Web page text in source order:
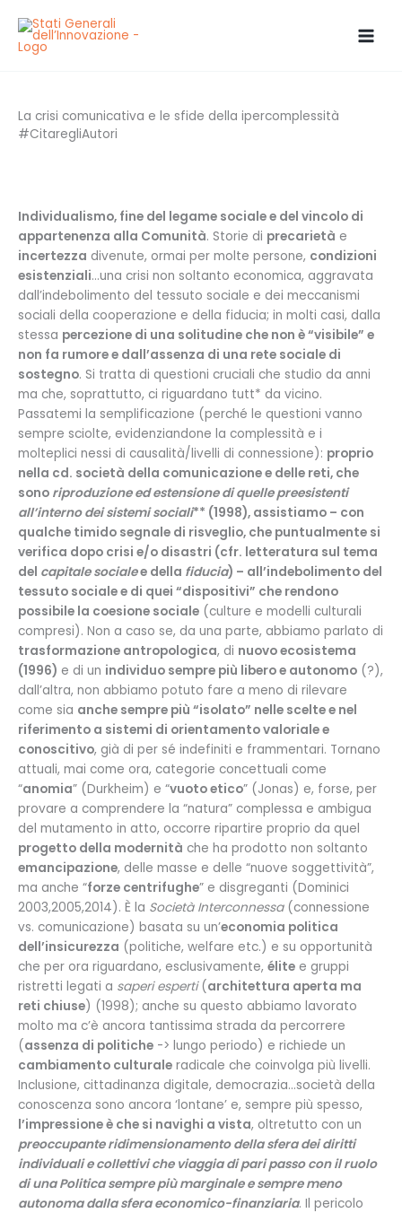
contenuto
La crisi comunicativa e le sfide della ipercomplessità
#CitaregliAutori
Individualismo, fine del legame sociale e del vincolo di
appartenenza alla Comunità. Storie di precarietà e
incertezza divenute, ormai per molte persone, condizioni
esistenziali…una crisi non soltanto economica, aggravata
dall’indebolimento del tessuto sociale e dei meccanismi
sociali della cooperazione e della fiducia; in molti casi, dalla
stessa percezione di una solitudine che non è “visibile” e
non fa rumore e dall’assenza di una rete sociale di
sostegno. Si tratta di questioni cruciali che studio da anni
ma che, soprattutto, ci riguardano tutt* da vicino.
Passatemi la semplificazione (perché le questioni vanno
sempre sciolte, evidenziandone la complessità e i
molteplici nessi di causalità/livelli di connessione): proprio
nella cd. società della comunicazione e delle reti, che
sono riproduzione ed estensione di quelle preesistenti
all’interno dei sistemi sociali** (1998), assistiamo – con
qualche timido segnale di risveglio, che puntualmente si
verifica dopo crisi e/o disastri (cfr. letteratura sul tema
del capitale socialee della fiducia) – all’indebolimento del
tessuto sociale e di quei “dispositivi” che rendono
possibile la coesione sociale (culture e modelli culturali
compresi). Non a caso se, da una parte, abbiamo parlato di
trasformazione antropologica, di nuovo ecosistema
(1996) e di un individuo sempre più libero e autonomo (?),
dall’altra, non abbiamo potuto fare a meno di rilevare
come sia anche sempre più “isolato” nelle scelte e nel
riferimento a sistemi di orientamento valoriale e
conoscitivo, già di per sé indefiniti e frammentari. Tornano
attuali, mai come ora, categorie concettuali come
“anomia” (Durkheim) e “vuoto etico” (Jonas) e, forse, per
provare a comprendere la “natura” complessa e ambigua
del mutamento in atto, occorre ripartire proprio da quel
progetto della modernità che ha prodotto non soltanto
emancipazione, delle masse e delle “nuove soggettività”,
ma anche “forze centrifughe” e disgreganti (Dominici
2003,2005,2014). È la Società Interconnessa (connessione
vs. comunicazione) basata su un’economia politica
dell’insicurezza (politiche, welfare etc.) e su opportunità
che per ora riguardano, esclusivamente, élite e gruppi
ristretti legati a saperi esperti(architettura aperta ma
reti chiuse) (1998); anche su questo abbiamo lavorato
molto ma c’è ancora tantissima strada da percorrere
(assenza di politiche -> lungo periodo) e richiede un
cambiamento culturale radicale che coinvolga più livelli.
Inclusione, cittadinanza digitale, democrazia…società della
conoscenza sono ancora ‘lontane’ e, sempre più spesso,
l’impressione è che si navighi a vista, oltretutto con un
preoccupante ridimensionamento della sfera dei diritti
individuali e collettivi che viaggia di pari passo con il ruolo
di una Politica sempre più marginale e sempre meno
autonoma dalla sfera economico-finanziaria. Il pericolo